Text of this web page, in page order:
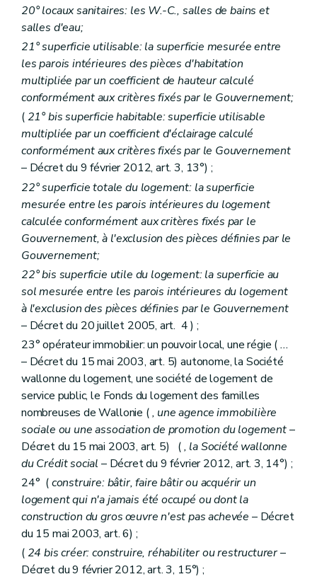
Art. 148 quinquies
Art. 149
Art. 150
Art. 151
Art. 152
Art. 152bis
Art. 152ter
Art. 152 quater
Art. 152quinquies
Sous-section 5 Des comités consultatifs des locataires et des propriétaires
Art. 153
Art. 154
Art. 155
Art. 156
Art.157
Sous-section 6 Du directeur-gérant
Art. 158
Art. 158bis
Art. 158
Art. 158 quater
Sous-section 7
Du personnel
Art.158quinquies
Art. 159
Sous-section 8 Du contrôle des recettes et des dépenses
Art. 159bis
Art. 160
Art. 161
Section 2bis Des contrats d'objectifs– Décret du 20 juillet 2005, art. 29, §1
Art. 162
Section 3 De la tutelle administrative
Sous-section première De la tutelle
Art. 163
Art. 164
Art. 165
Sous-section premièrebis
De la réalisation d'audits
Art.165bis
Sous-section 2 Du commissaire
Art. 166
Art. 167
Art. 168
Art. 169
Sous-section 3 Du plan de gestion
20° locaux sanitaires: les W.-C., salles de bains et
salles d'eau;
21° superficie utilisable: la superficie mesurée entre
les parois intérieures des pièces d'habitation
multipliée par un coefficient de hauteur calculé
conformément aux critères fixés par le Gouvernement;
( 21°bissuperficie habitable: superficie utilisable
multipliée par un coefficient d'éclairage calculé
conformément aux critères fixés par le Gouvernement
– Décret du 9 février 2012, art. 3, 13°) ;
22° superficie totale du logement: la superficie
mesurée entre les parois intérieures du logement
calculée conformément aux critères fixés par le
Gouvernement, à l'exclusion des pièces définies par le
Gouvernement;
22°bis superficie utile du logement: la superficie au
sol mesurée entre les parois intérieures du logement
à l'exclusion des pièces définies par le Gouvernement
– Décret du 20 juillet 2005, art. 4 ) ;
23° opérateur immobilier: un pouvoir local, une régie (...
– Décret du 15 mai 2003, art. 5) autonome, la Société
wallonne du logement, une société de logement de
service public, le Fonds du logement des familles
nombreuses de Wallonie (, une agence immobilière
sociale ou une association de promotion du logement–
Décret du 15 mai 2003, art. 5) (, la Société wallonne
du Crédit social – Décret du 9 février 2012, art. 3, 14°) ;
24° (construire: bâtir, faire bâtir ou acquérir un
logement qui n'a jamais été occupé ou dont la
construction du gros œuvre n'est pas achevée – Décret
du 15 mai 2003, art. 6) ;
( 24biscréer: construire, réhabiliter ou restructurer–
Décret du 9 février 2012, art. 3, 15°) ;